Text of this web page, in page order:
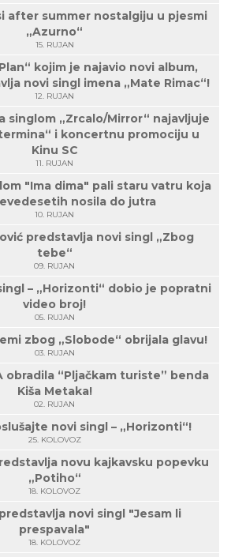
after summer nostalgiju u pjesmi
„Azurno“
15. RUJAN
kojim je najavio novi album,
novi singl imena „Mate Rimac“!
12. RUJAN
singlom „Zrcalo/Mirror“ najavljuje
i koncertnu promociju u
Kinu SC
11. RUJAN
"Ima dima" pali staru vatru koja
nosila do jutra
10. RUJAN
predstavlja novi singl „Zbog
tebe“
09. RUJAN
– „Horizonti“ dobio je popratni
video broj!
05. RUJAN
zbog „Slobode“ obrijala glavu!
03. RUJAN
obradila “Pljačkam turiste” benda
Kiša Metaka!
02. RUJAN
novi singl – „Horizonti“!
25. KOLOVOZ
novu kajkavsku popevku
„Potiho“
18. KOLOVOZ
novi singl "Jesam li
prespavala"
18. KOLOVOZ